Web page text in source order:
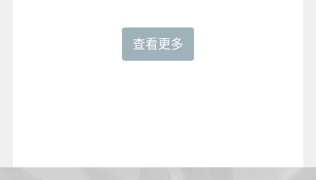
查看更多